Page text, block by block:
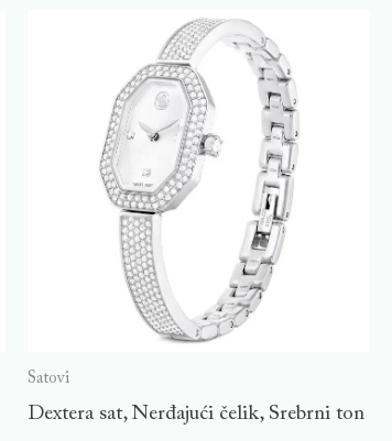
Satovi
Dextera sat, Nerđajući čelik, Srebrni ton